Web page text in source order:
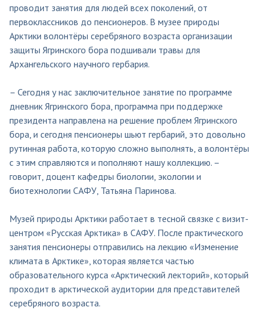
проводит занятия для людей всех поколений, от
первоклассников до пенсионеров. В музее природы
Арктики волонтёры серебряного возраста организации
защиты Ягринского бора подшивали травы для
Архангельского научного гербария.
– Сегодня у нас заключительное занятие по программе
дневник Ягринского бора, программа при поддержке
президента направлена на решение проблем Ягринского
бора, и сегодня пенсионеры шьют гербарий, это довольно
рутинная работа, которую сложно выполнять, а волонтёры
с этим справляются и пополняют нашу коллекцию. –
говорит, доцент кафедры биологии, экологии и
биотехнологии САФУ, Татьяна Паринова.
Музей природы Арктики работает в тесной связке с визит-
центром «Русская Арктика» в САФУ. После практического
занятия пенсионеры отправились на лекцию «Изменение
климата в Арктике», которая является частью
образовательного курса «Арктический лекторий», который
проходит в арктической аудитории для представителей
серебряного возраста.